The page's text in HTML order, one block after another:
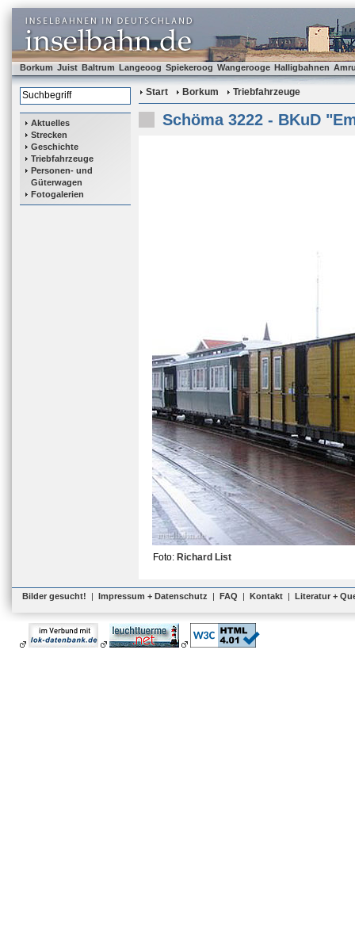
Borkum Juist Baltrum Langeoog Spiekeroog Wangerooge Halligbahnen
Aktuelles
Strecken
Geschichte
Triebfahrzeuge
Personen- und
Güterwagen
Fotogalerien
Start Borkum Triebfahrzeuge
Schöma 3222 - BKuD
Foto: Richard List
Bilder gesucht! | Impressum + Datenschutz | FAQ | Kontakt | Literatur +